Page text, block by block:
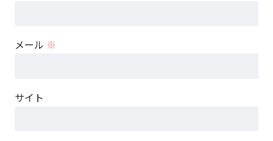
メール ※
サイト